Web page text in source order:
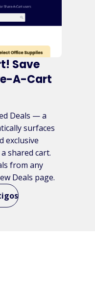
Save
A-Cart
Deals — a
surfaces
exclusive
shared cart.
from any
Deals page.